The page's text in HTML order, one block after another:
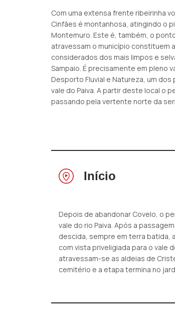
Com uma extensa frente ribeirinha
Cinfães é montanhosa, atingindo o
Montemuro. Este é, também, o
atravessam o município constituem
considerados dos mais limpos e
Sampaio. É precisamente em pleno
Desporto Fluvial e Natureza, um
vale do Paiva. A partir deste local o
passando pela vertente norte da
Início
Depois de abandonar Covelo, o
vale do rio Paiva. Após a
descida, sempre em terra batida,
com vista priveligiada para o vale
atravessam-se as aldeias de
cemitério e a etapa termina no